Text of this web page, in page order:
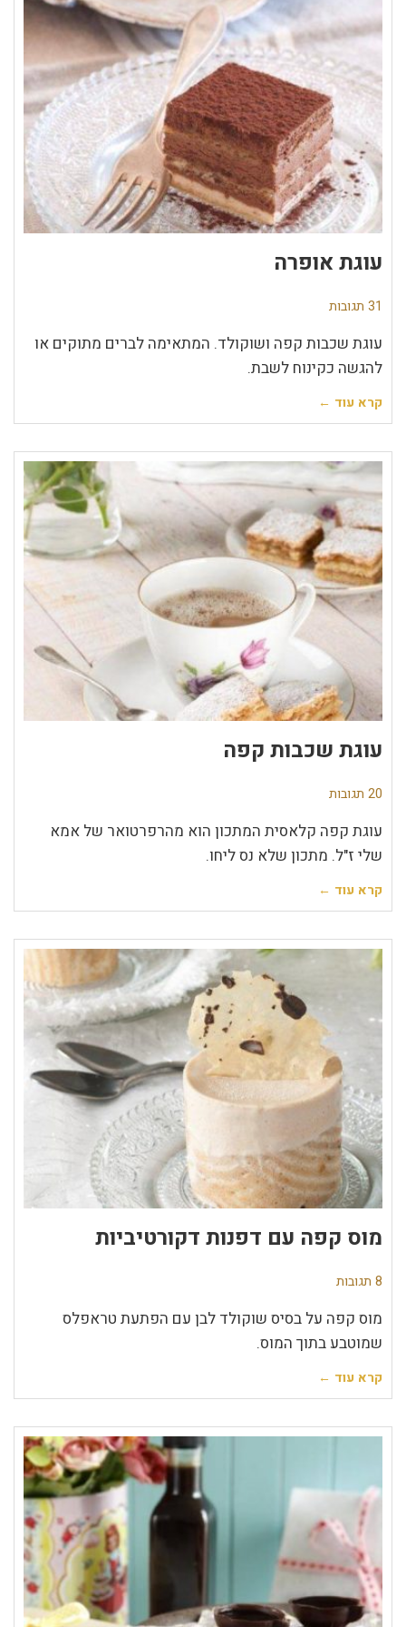
עוגת אופרה
31 תגובות
עוגת שכבות קפה ושוקולד. המתאימה לברים מתוקים או
להגשה כקינוח לשבת.
קרא עוד ←
עוגת שכבות קפה
20 תגובות
עוגת קפה קלאסית המתכון הוא מהרפרטואר של אמא
שלי ז"ל. מתכון שלא נס ליחו.
קרא עוד ←
מוס קפה עם דפנות דקורטיביות
8 תגובות
מוס קפה על בסיס שוקולד לבן עם הפתעת טראפלס
שמוטבע בתוך המוס.
קרא עוד ←